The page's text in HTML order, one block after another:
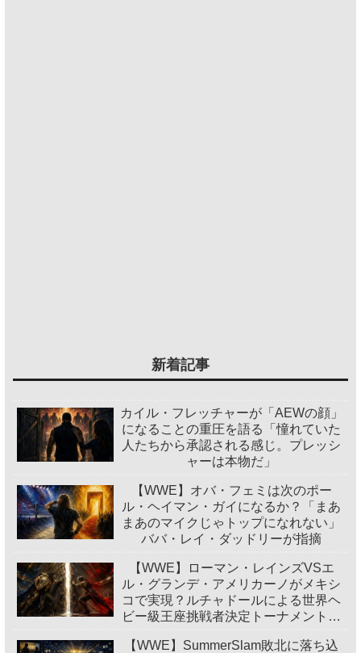
新着記事
カイル・フレッチャーが「AEWの顔」
になることの重圧を語る「憧れていた
人たちから承認される感じ。プレッシ
ャーは本物だ」
【WWE】オバ・フェミは次のポー
ル・ヘイマン・ガイになるか？「まあ
まあのマイクじゃトップになれない」
ババ・レイ・ダッドリーが指摘
【WWE】ローマン・レインズVSエ
ル・グランデ・アメリカーノがメキシ
コで実現？ルチャドールによる世界ヘ
ビー級王座挑戦者決定トーナメント開
【WWE】SummerSlam敗北に落ち込